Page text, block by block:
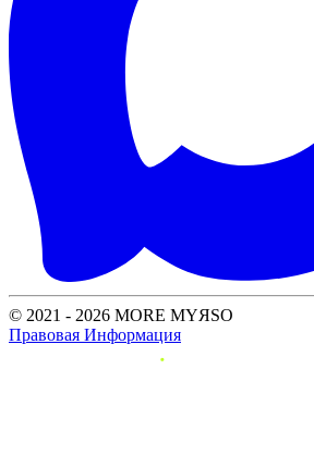
© 2021 - 2026 MORE MYЯSO
Правовая Информация